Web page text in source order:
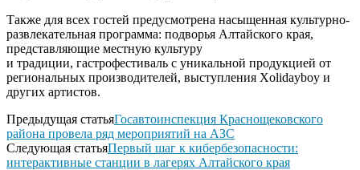
Также для всех гостей предусмотрена насыщенная культурно-
развлекательная программа: подворья Алтайского края,
представляющие местную культуру
и традиции, гастрофестиваль с уникальной продукцией от
региональных производителей, выступления Xolidayboy и
других артистов.
Предыдущая статьяГосавтоинспекция Краснощековского
района провела ряд мероприятий на АЗС
Следующая статьяПервый шаг к кибербезопасности:
интерактивные станции в лагерях Алтайского края